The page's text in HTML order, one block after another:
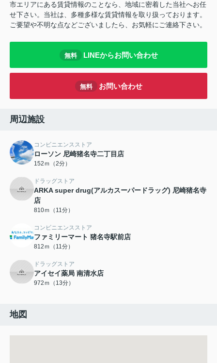
市エリアにある賃貸情報のことなら、地域に密着した当社へお任
せ下さい。当社は、多種多様な賃貸情報を取り扱っております。
ご要望や不明な点などございましたら、お気軽にご連絡下さい。
無料 LINEからお問い合わせ
無料 お問い合わせ
周辺施設
コンビニエンスストア
ローソン 尼崎猪名寺二丁目店
152ｍ（2分）
ドラッグストア
ARKA super drug(アルカスーパードラッグ) 尼崎猪名寺
店
810ｍ（11分）
コンビニエンスストア
ファミリーマート 猪名寺駅前店
812ｍ（11分）
ドラッグストア
アイセイ薬局 南清水店
972ｍ（13分）
地図